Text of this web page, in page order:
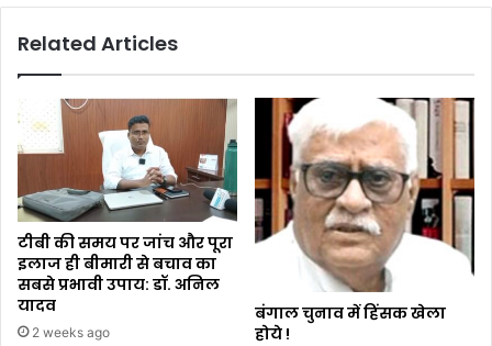
Related Articles
टीबी की समय पर जांच और पूरा
इलाज ही बीमारी से बचाव का
सबसे प्रभावी उपाय: डॉ. अनिल
यादव
2 weeks ago
बंगाल चुनाव में हिंसक खेला
होये !